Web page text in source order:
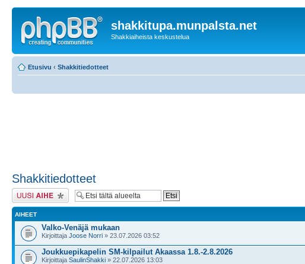
shakkitupa.munpalsta.net
Shakkiaiheista keskustelua
Etusivu ‹ Shakkitiedotteet
Shakkitiedotteet
Lähetä uusi viesti
AIHEET
Valko-Venäjä mukaan
Kirjoittaja Joose Norri » 23.07.2026 03:52
Joukkuepikapelin SM-kilpailut Akaassa 1.8.-2.8.2026
Kirjoittaja SaulinShakki » 22.07.2026 13:03